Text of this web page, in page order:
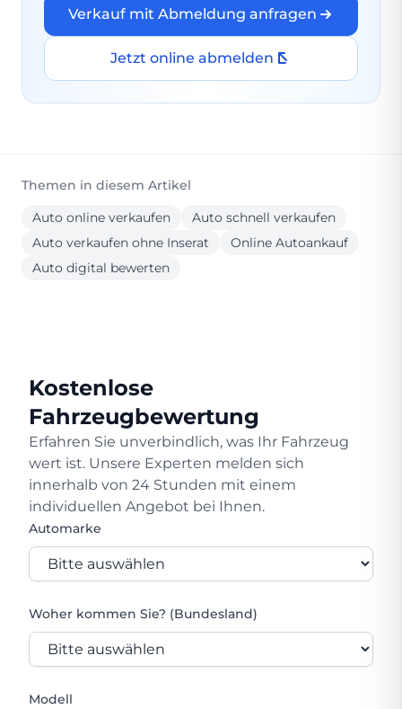
Verkauf mit Abmeldung anfragen
Jetzt online abmelden
Themen in diesem Artikel
Auto online verkaufen
Auto schnell verkaufen
Auto verkaufen ohne Inserat
Online Autoankauf
Auto digital bewerten
Kostenlose
Fahrzeugbewertung
Erfahren Sie unverbindlich, was Ihr Fahrzeug
wert ist. Unsere Experten melden sich
innerhalb von 24 Stunden mit einem
individuellen Angebot bei Ihnen.
Automarke
Woher kommen Sie? (Bundesland)
Modell